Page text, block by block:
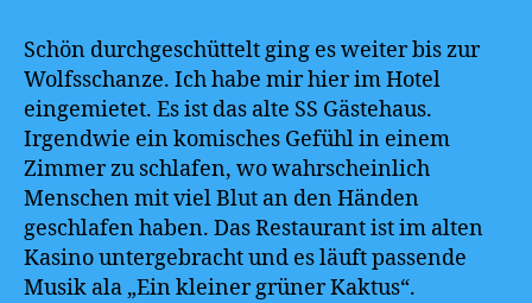
Schön durchgeschüttelt ging es weiter bis zur
Wolfsschanze. Ich habe mir hier im Hotel
eingemietet. Es ist das alte SS Gästehaus.
Irgendwie ein komisches Gefühl in einem
Zimmer zu schlafen, wo wahrscheinlich
Menschen mit viel Blut an den Händen
geschlafen haben. Das Restaurant ist im alten
Kasino untergebracht und es läuft passende
Musik ala „Ein kleiner grüner Kaktus“.